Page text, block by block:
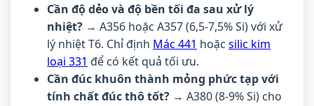
Cần độ dẻo và độ bền tối đa sau xử lý
nhiệt? → A356 hoặc A357 (6,5-7,5% Si) với xử
lý nhiệt T6. Chỉ định Mác 441 hoặc silic kim
loại 331 để có kết quả tối ưu.
Cần đúc khuôn thành mỏng phức tạp với
tính chất đúc thô tốt? → A380 (8-9% Si) cho